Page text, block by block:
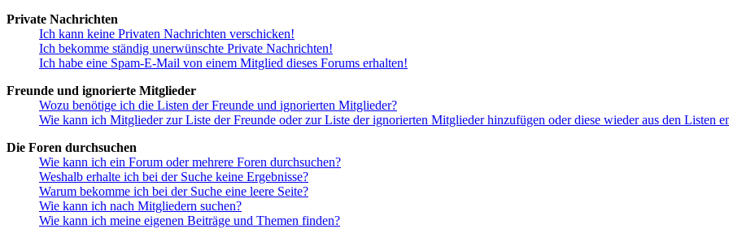
Private Nachrichten
Ich kann keine Privaten Nachrichten verschicken!
Ich bekomme ständig unerwünschte Private Nachrichten!
Ich habe eine Spam-E-Mail von einem Mitglied dieses Forums erhalten!
Freunde und ignorierte Mitglieder
Wozu benötige ich die Listen der Freunde und ignorierten Mitglieder?
Wie kann ich Mitglieder zur Liste der Freunde oder zur Liste der ignorierten Mitglieder hinzufügen oder diese wieder aus den Listen
Die Foren durchsuchen
Wie kann ich ein Forum oder mehrere Foren durchsuchen?
Weshalb erhalte ich bei der Suche keine Ergebnisse?
Warum bekomme ich bei der Suche eine leere Seite?
Wie kann ich nach Mitgliedern suchen?
Wie kann ich meine eigenen Beiträge und Themen finden?